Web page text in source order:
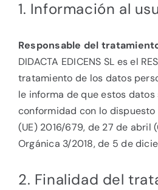
1. Información al
Responsable del
DIDACTA EDICENS SL es el
tratamiento de los datos
le informa de que estos
conformidad con lo dispuesto
(UE) 2016/679, de 27 de abril
Orgánica 3/2018, de 5 de
2. Finalidad del